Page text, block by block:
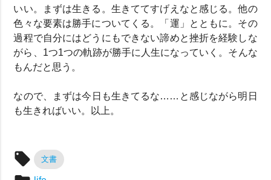
いい。まずは生きる。生きててすげえなと感じる。他の
色々な要素は勝手についてくる。「運」とともに。その
過程で自分にはどうにもできない諦めと挫折を経験しな
がら、1つ1つの軌跡が勝手に人生になっていく。そんな
もんだと思う。
なので、まずは今日も生きてるな……と感じながら明日
も生きればいい。以上。
local_offer 文書